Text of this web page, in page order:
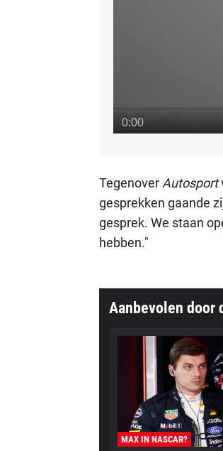
TegenoverAutosport
gesprekken gaande
gesprek. We staan
hebben."
Aanbevolen door
MAX IN NASCAR?